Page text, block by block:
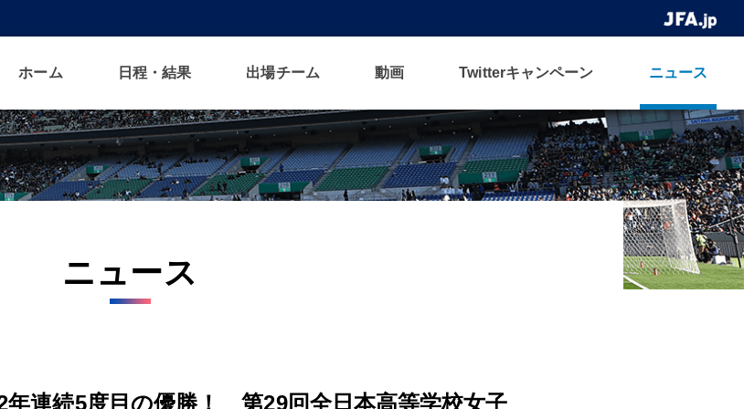
ホーム 日程・結果 出場チーム 動画 Twitterキャンペーン ニュース
ニュース
年連続5度目の優勝！ 第29回全日本高等学校女子